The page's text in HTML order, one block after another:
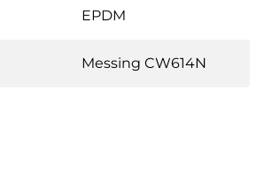
EPDM
Messing CW614N